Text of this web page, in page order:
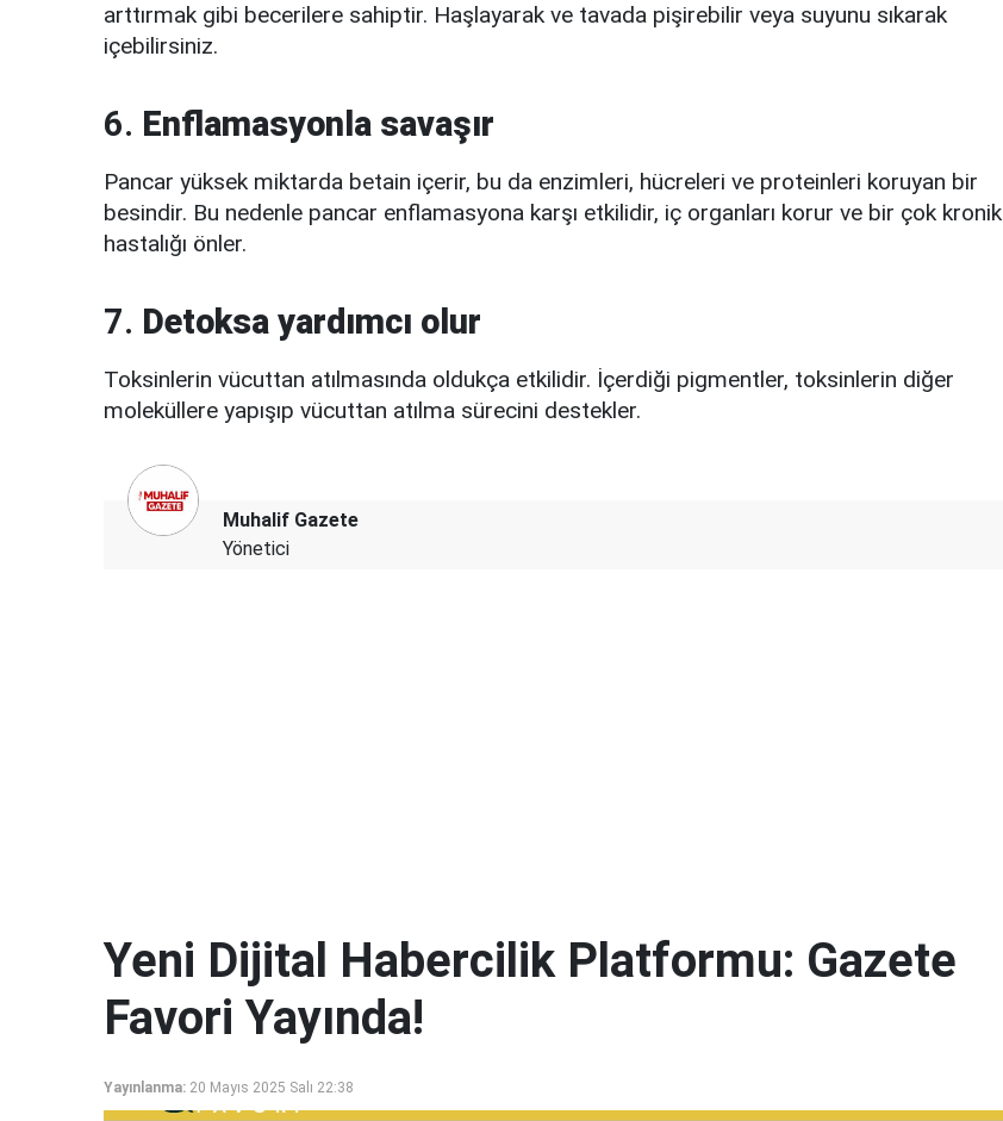
arttırmak gibi becerilere sahiptir. Haşlayarak ve tavada pişirebilir veya suyunu sıkarak
içebilirsiniz.
6. Enflamasyonla savaşır
Pancar yüksek miktarda betain içerir, bu da enzimleri, hücreleri ve proteinleri koruyan bir
besindir. Bu nedenle pancar enflamasyona karşı etkilidir, iç organları korur ve bir çok kronik
hastalığı önler.
7. Detoksa yardımcı olur
Toksinlerin vücuttan atılmasında oldukça etkilidir. İçerdiği pigmentler, toksinlerin diğer
moleküllere yapışıp vücuttan atılma sürecini destekler.
Muhalif Gazete
Yönetici
Yeni Dijital Habercilik Platformu: Gazete
Favori Yayında!
Yayınlanma: 20 Mayıs 2025 Salı 22:38